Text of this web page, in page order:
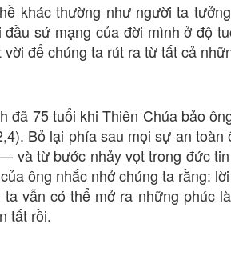
khác thường như người ta
đầu sứ mạng của đời mình ở độ
vời để chúng ta rút ra từ tất cả
đã 75 tuổi khi Thiên Chúa bảo
Bỏ lại phía sau mọi sự an
và từ bước nhảy vọt trong đức
ông nhắc nhở chúng ta rằng:
vẫn có thể mở ra những phúc
tất rồi.